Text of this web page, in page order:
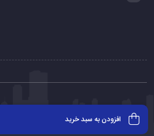
افزودن به سبد خرید
کلیه حقوق مادی و معنوی برای این سایت محفوظ می باشد